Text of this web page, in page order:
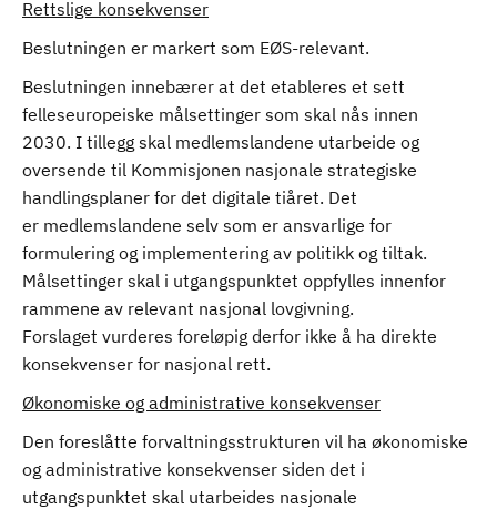
Rettslige konsekvenser
Beslutningen er markert som EØS-relevant.
Beslutningen innebærer at det etableres et sett
felleseuropeiske målsettinger som skal nås innen
2030. I tillegg skal medlemslandene utarbeide og
oversende til Kommisjonen nasjonale strategiske
handlingsplaner for det digitale tiåret. Det
er medlemslandene selv som er ansvarlige for
formulering og implementering av politikk og tiltak.
Målsettinger skal i utgangspunktet oppfylles innenfor
rammene av relevant nasjonal lovgivning.
Forslaget vurderes foreløpig derfor ikke å ha direkte
konsekvenser for nasjonal rett.
Økonomiske og administrative konsekvenser
Den foreslåtte forvaltningsstrukturen vil ha økonomiske
og administrative konsekvenser siden det i
utgangspunktet skal utarbeides nasjonale